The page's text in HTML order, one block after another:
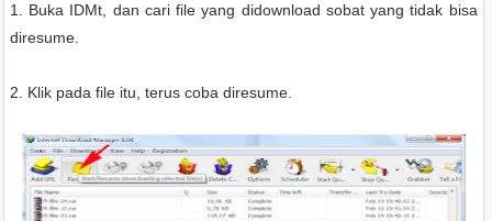
1. Buka IDMt, dan cari file yang didownload sobat yang tidak bisa
diresume.
2. Klik pada file itu, terus coba diresume.